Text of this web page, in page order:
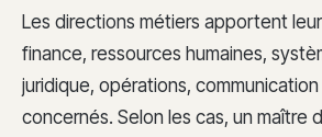
Les directions métiers apportent
finance, ressources humaines,
juridique, opérations,
concernés. Selon les cas, un maître